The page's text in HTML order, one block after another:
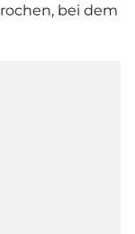
bei dem